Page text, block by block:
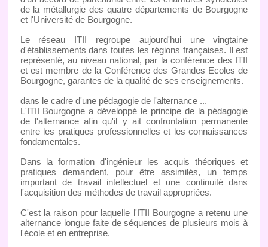
de la métallurgie des quatre départements de Bourgogne
et l'Université de Bourgogne.
Le réseau ITII regroupe aujourd'hui une vingtaine
d'établissements dans toutes les régions françaises. Il est
représenté, au niveau national, par la conférence des ITII
et est membre de la Conférence des Grandes Ecoles de
Bourgogne, garantes de la qualité de ses enseignements.
dans le cadre d'une pédagogie de l'alternance ...
L'ITII Bourgogne a développé le principe de la pédagogie
de l'alternance afin qu'il y ait confrontation permanente
entre les pratiques professionnelles et les connaissances
fondamentales.
Dans la formation d'ingénieur les acquis théoriques et
pratiques demandent, pour être assimilés, un temps
important de travail intellectuel et une continuité dans
l'acquisition des méthodes de travail appropriées.
C'est la raison pour laquelle l'ITII Bourgogne a retenu une
alternance longue faite de séquences de plusieurs mois à
l'école et en entreprise.